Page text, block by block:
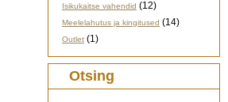
Isikukaitse vahendid (12)
Meelelahutus ja kingitused (14)
Outlet (1)
Otsing